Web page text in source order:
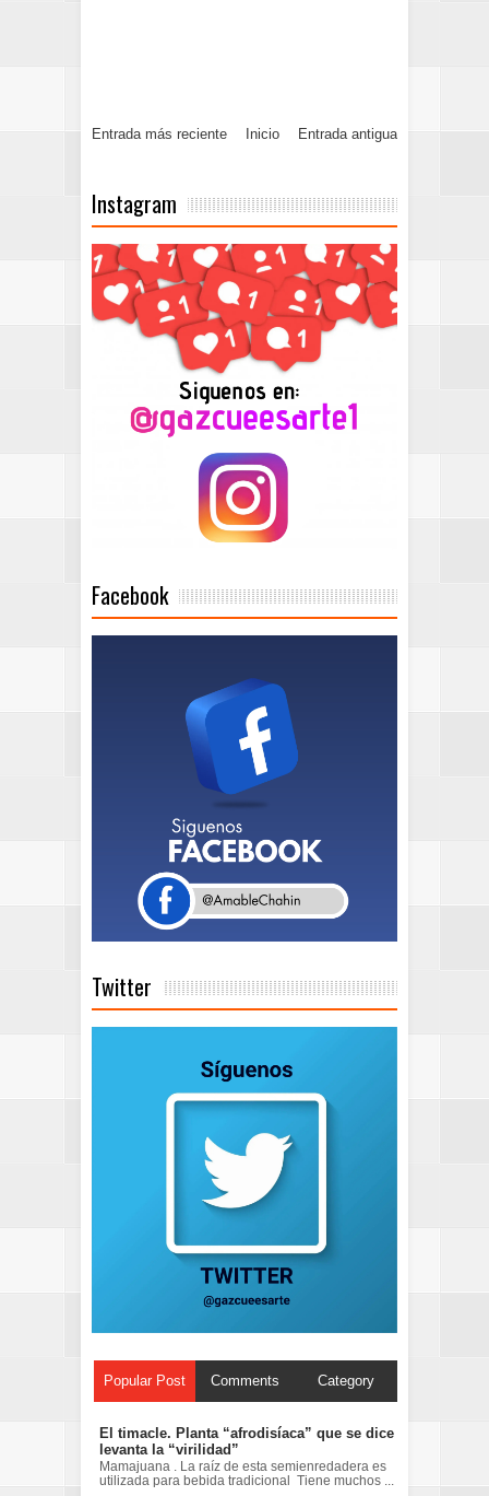
Entrada más reciente Entrada antigua
Inicio
Instagram
Facebook
Twitter
Popular Post Comments Category
El timacle. Planta “afrodisíaca” que se dice
levanta la “virilidad”
Mamajuana . La raíz de esta semienredadera es
utilizada para bebida tradicional Tiene muchos ...